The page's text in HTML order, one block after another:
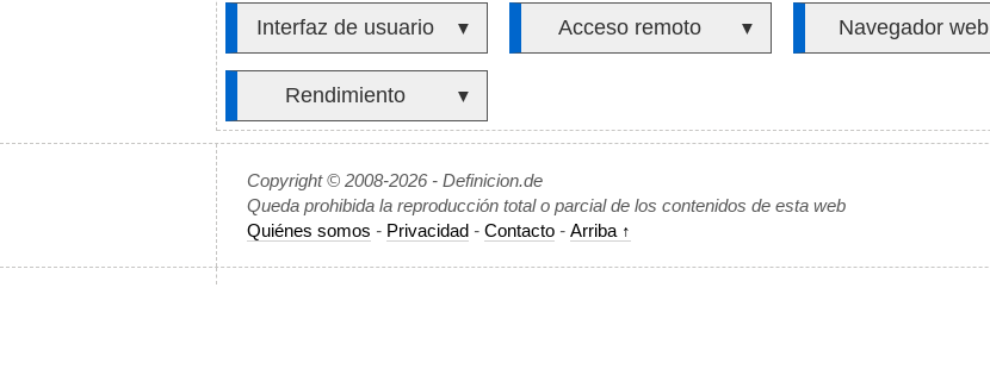
Interfaz de usuario ▼ Acceso remoto ▼ Navegador web
Rendimiento ▼
Copyright © 2008-2026 - Definicion.de
Queda prohibida la reproducción total o parcial de los contenidos de esta web
Quiénes somos - Privacidad - Contacto - Arriba ↑